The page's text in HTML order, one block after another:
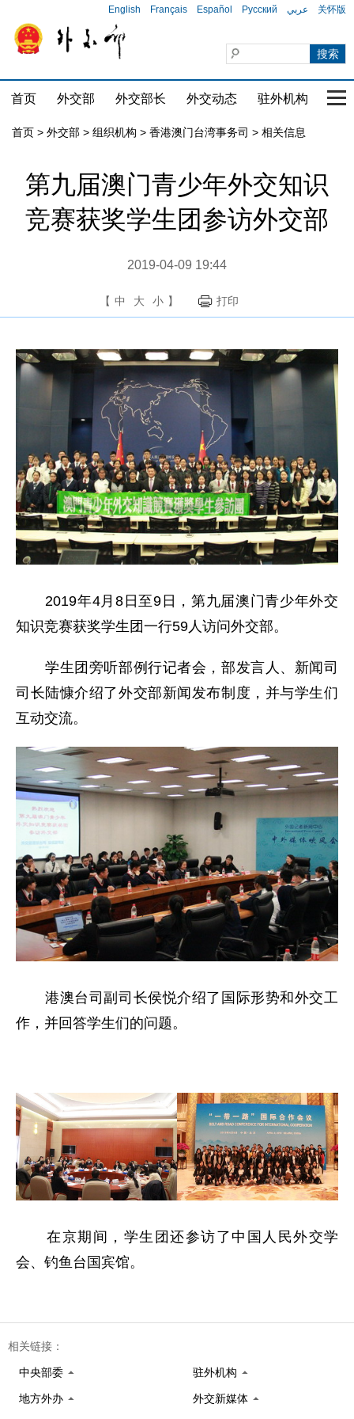
English Français Español Русский عربي 关怀版
首页 外交部 外交部长 外交动态 驻外机构 国
首页 > 外交部 > 组织机构 > 香港澳门台湾事务司 > 相关信息
第九届澳门青少年外交知识
竞赛获奖学生团参访外交部
2019-04-09 19:44
【 中 大 小 】 打印
2019年4月8日至9日，第九届澳门青少年外交
知识竞赛获奖学生团一行59人访问外交部。
学生团旁听部例行记者会，部发言人、新闻司
司长陆慷介绍了外交部新闻发布制度，并与学生们
互动交流。
港澳台司副司长侯悦介绍了国际形势和外交工
作，并回答学生们的问题。
在京期间，学生团还参访了中国人民外交学
会、钓鱼台国宾馆。
相关链接：
中央部委 驻外机构
地方外办 外交新媒体